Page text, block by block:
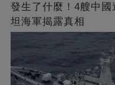
發生了什麼！4艘中
坦海軍揭露真相